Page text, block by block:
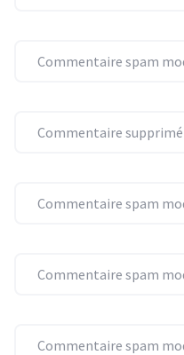
Commentaire spam
Commentaire supprimé
Commentaire spam
Commentaire spam
Commentaire spam